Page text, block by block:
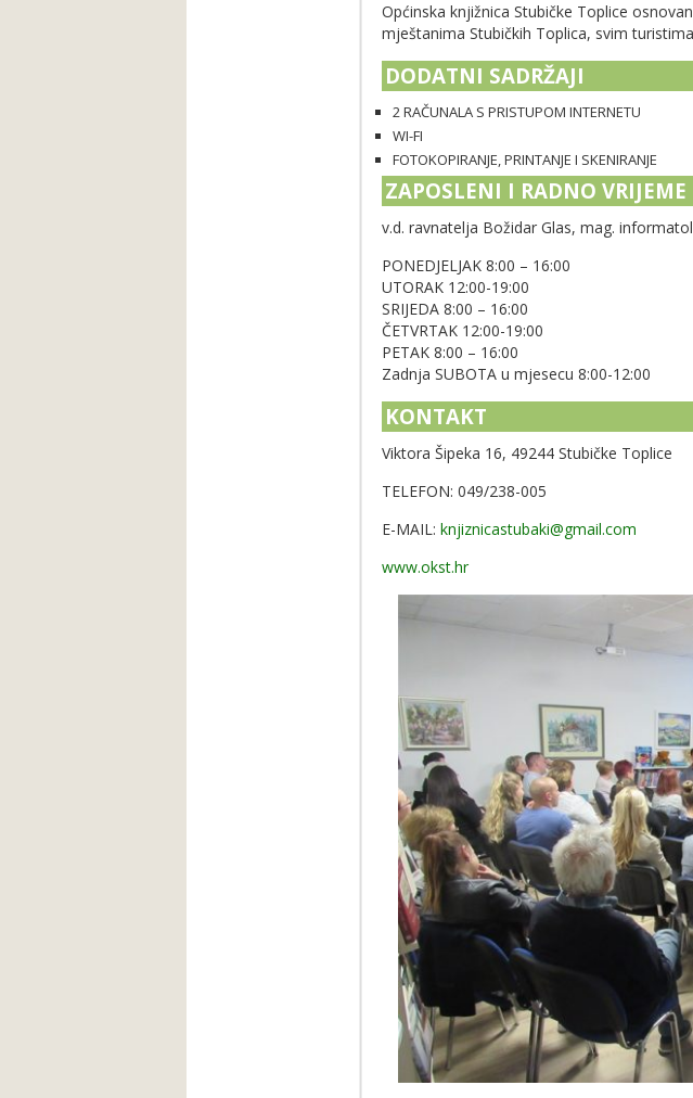
Općinska knjižnica Stubičke Toplice
mještanima Stubičkih Toplica, svim
DODATNI SADRŽAJI
2 RAČUNALA S PRISTUPOM INTERNETU
WI-FI
FOTOKOPIRANJE, PRINTANJE I SKENIRANJE
ZAPOSLENI I RADNO VRIJEME
v.d. ravnatelja Božidar Glas, mag.
PONEDJELJAK 8:00 – 16:00
UTORAK 12:00-19:00
SRIJEDA 8:00 – 16:00
ČETVRTAK 12:00-19:00
PETAK 8:00 – 16:00
Zadnja SUBOTA u mjesecu 8:00-12:00
KONTAKT
Viktora Šipeka 16, 49244 Stubičke Toplice
TELEFON: 049/238-005
E-MAIL: knjiznicastubaki@gmail.com
www.okst.hr